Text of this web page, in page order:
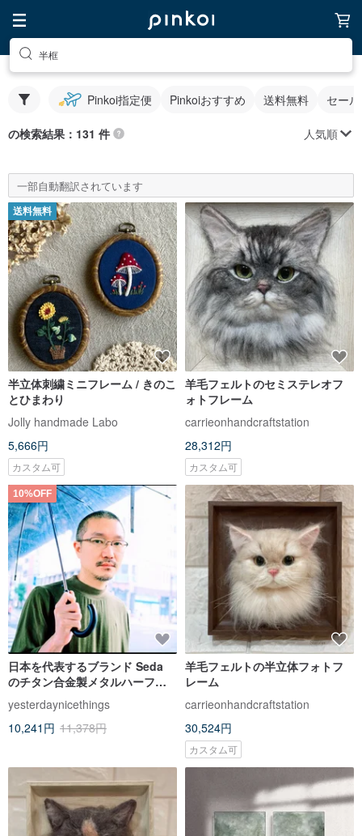
半框
Pinkoi指定便 Pinkoiおすすめ 送料無料 セー
の検索結果：131 件 人気順
一部自動翻訳されています
送料無料
半立体刺繍ミニフレーム / きのこ
とひまわり
Jolly handmade Labo
5,666円
カスタム可
羊毛フェルトのセミステレオフ
ォトフレーム
carrieonhandcraftstation
28,312円
カスタム可
10%OFF
日本を代表するブランド Seda
のチタン合金製メタルハーフリ
ム、ナローオーバル、ユニセッ
クスモデルの新品アイウェア。
yesterdaynicethings
10,241円 11,378円
羊毛フェルトの半立体フォトフ
レーム
carrieonhandcraftstation
30,524円
カスタム可